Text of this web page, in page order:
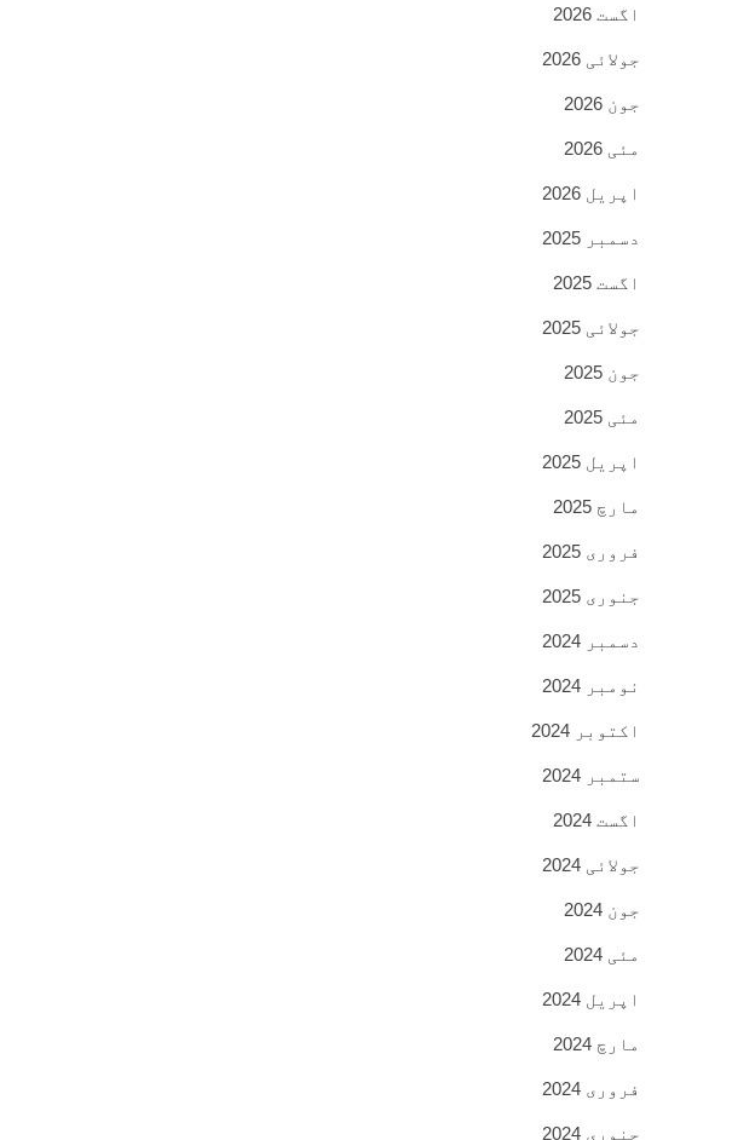
اگست 2026
جولائی 2026
جون 2026
مئی 2026
اپریل 2026
دسمبر 2025
اگست 2025
جولائی 2025
جون 2025
مئی 2025
اپریل 2025
مارچ 2025
فروری 2025
جنوری 2025
دسمبر 2024
نومبر 2024
اکتوبر 2024
ستمبر 2024
اگست 2024
جولائی 2024
جون 2024
مئی 2024
اپریل 2024
مارچ 2024
فروری 2024
جنوری 2024